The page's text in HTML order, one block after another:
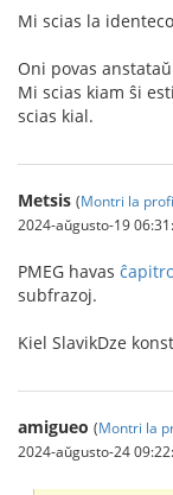
Mi scias la
Oni povas
Mi scias kiam ŝi
scias kial.
Metsis (Montri la
2024-aŭgusto-19
PMEG havas
subfrazoj.
Kiel SlavikDze
amigueo (Montri la
2024-aŭgusto-24